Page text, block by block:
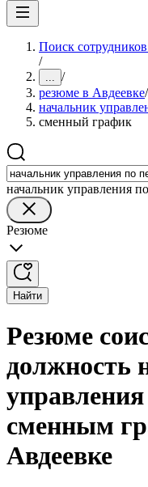
Поиск
/
... /
резюме в Авдеевке/
начальник
сменный график
начальник управления
Резюме
Найти
Резюме
должность
сменным
Авдеевке